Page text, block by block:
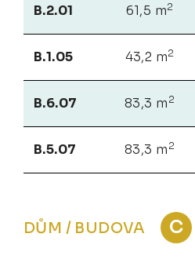
B.2.01 61,5 m2
B.1.05 43,2 m2
B.6.07 83,3 m 2
B.5.07 83,3 m 2
DŮM / BUDOVA C